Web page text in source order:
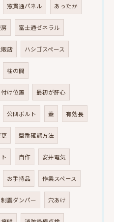
窓貫通パネル あったか
富士通ゼネラル
店 ハシゴスペース
柱の間
け位置 最初が肝心
公団ボルト 蓋 有効長
型番確認方法
自作 安井電気
お手持品 作業スペース
制震ダンパー 穴あけ